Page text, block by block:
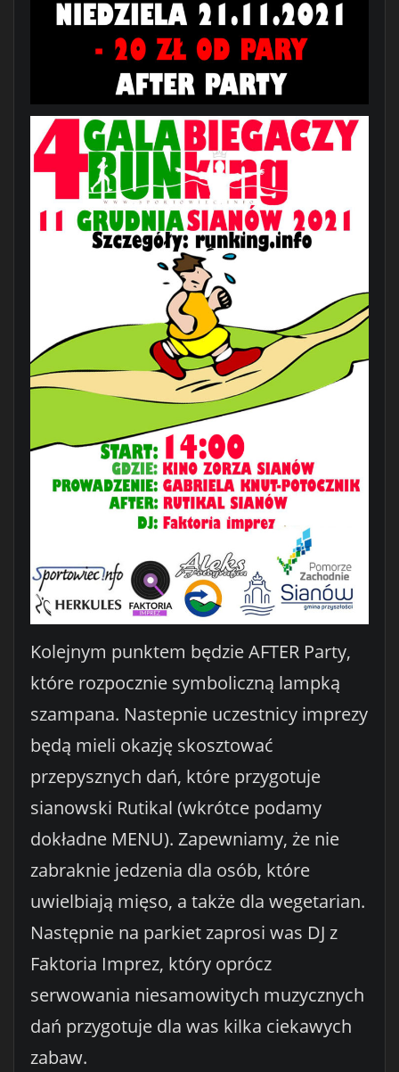
Kolejnym punktem będzie AFTER Party,
które rozpocznie symboliczną lampką
szampana. Nastepnie uczestnicy imprezy
będą mieli okazję skosztować
przepysznych dań, które przygotuje
sianowski Rutikal (wkrótce podamy
dokładne MENU). Zapewniamy, że nie
zabraknie jedzenia dla osób, które
uwielbiają mięso, a także dla wegetarian.
Następnie na parkiet zaprosi was DJ z
Faktoria Imprez, który oprócz
serwowania niesamowitych muzycznych
dań przygotuje dla was kilka ciekawych
zabaw.